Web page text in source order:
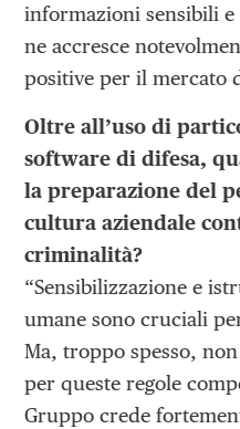
informazioni sensibili e
ne accresce
positive per il mercato
Oltre all’uso di
software di difesa,
la preparazione del
cultura aziendale
criminalità?
“Sensibilizzazione e
umane sono cruciali
Ma, troppo spesso,
per queste regole
Gruppo crede